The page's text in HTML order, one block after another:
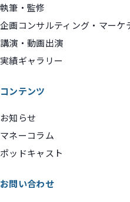
執筆・監修
企画コンサルティング・マーケ
講演・動画出演
実績ギャラリー
コンテンツ
お知らせ
マネーコラム
ポッドキャスト
お問い合わせ